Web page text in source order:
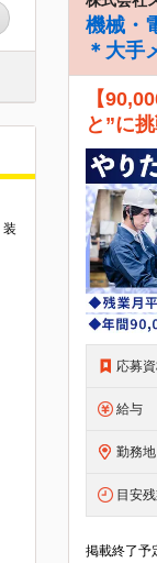
機械・
＊大手
【
と”に
応募
給与
勤務地
目安
掲載終了予